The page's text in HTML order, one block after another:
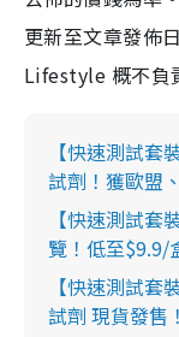
更新至文章發佈
Lifestyle 概不負
【快速測試
試劑！獲歐盟
【快速測試
覽！低至$9.9/
【快速測試
試劑 現貨發售